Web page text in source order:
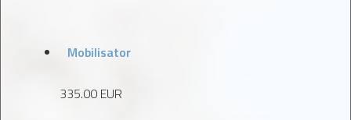
Mobilisator
335.00 EUR